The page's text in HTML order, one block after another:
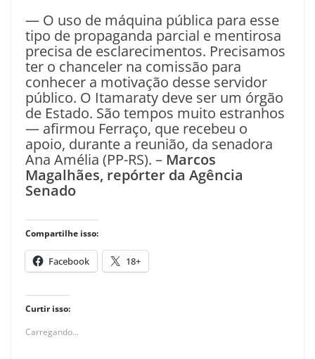
— O uso de máquina pública para esse
tipo de propaganda parcial e mentirosa
precisa de esclarecimentos. Precisamos
ter o chanceler na comissão para
conhecer a motivação desse servidor
público. O Itamaraty deve ser um órgão
de Estado. São tempos muito estranhos
— afirmou Ferraço, que recebeu o
apoio, durante a reunião, da senadora
Ana Amélia (PP-RS). – Marcos
Magalhães, repórter da Agência
Senado
Compartilhe isso:
Facebook 18+
Curtir isso:
Carregando...